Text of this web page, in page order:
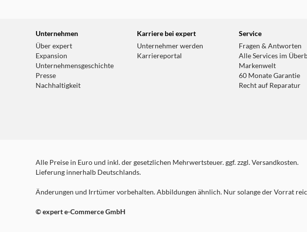
Unternehmen
Über expert
Expansion
Unternehmensgeschichte
Presse
Nachhaltigkeit
Karriere bei expert
Unternehmer werden
Karriereportal
Service
Fragen & Antworten
Alle Services im
Markenwelt
60 Monate Garantie
Recht auf Reparatur
Alle Preise in Euro und inkl. der gesetzlichen Mehrwertsteuer. ggf. zzgl. Versandkosten.
Lieferung innerhalb Deutschlands.
Änderungen und Irrtümer vorbehalten. Abbildungen ähnlich. Nur solange der Vorrat
© expert e-Commerce GmbH